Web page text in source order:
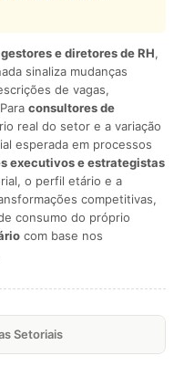
gestores e diretores de RH,
sinaliza mudanças
de vagas,
consultores de
real do setor e a variação
esperada em processos
executivos e estrategistas
o perfil etário e a
competitivas,
consumo do próprio
com base nos
Setoriais